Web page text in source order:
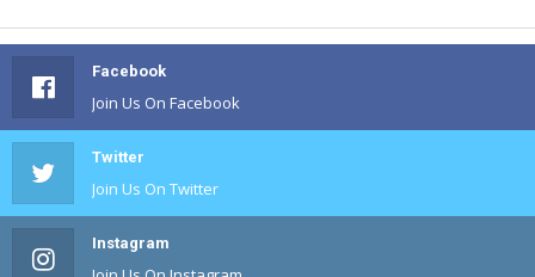
Facebook
Join Us On Facebook
Twitter
Join Us On Twitter
Instagram